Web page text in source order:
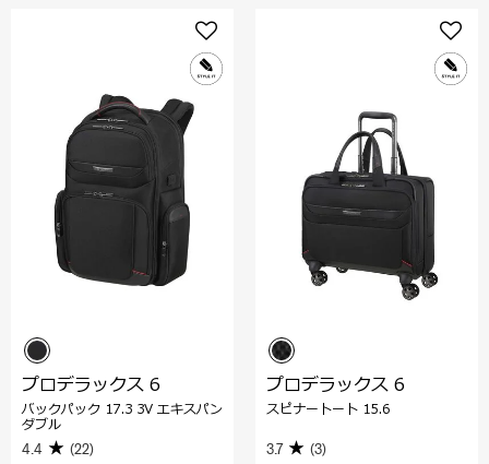
プロデラックス 6
バックパック 17.3 3V エキスパン
ダブル
4.4 (22)
プロデラックス 6
スピナートート 15.6
3.7 (3)